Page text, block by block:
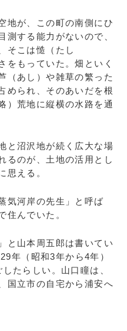
地が、この町の南側にひ
測する能力がないので、
そこは慥（たし
をもっていた。畑といく
（あし）や雑草の繁った
められ、そのあいだを根
）荒地に縦横の水路を通
と沼沢地が続く広大な場
るのが、土地の活用とし
思える。
気河岸の先生」と呼ば
住んでいた。
と山本周五郎は書いてい
年（昭和3年から4年）
たらしい。山口瞳は、
国立市の自宅から浦安へ